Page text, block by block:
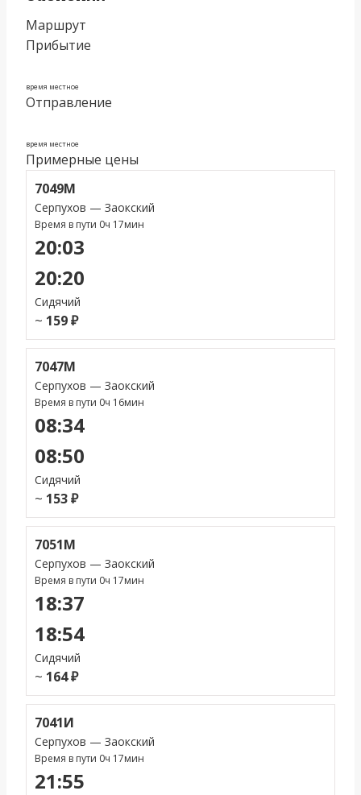
Маршрут
Прибытие
время местное
Отправление
время местное
Примерные цены
7049М
Серпухов — Заокский
Время в пути 0ч 17мин
20:03
20:20
Сидячий
~ 159 ₽
7047М
Серпухов — Заокский
Время в пути 0ч 16мин
08:34
08:50
Сидячий
~ 153 ₽
7051М
Серпухов — Заокский
Время в пути 0ч 17мин
18:37
18:54
Сидячий
~ 164 ₽
7041И
Серпухов — Заокский
Время в пути 0ч 17мин
21:55